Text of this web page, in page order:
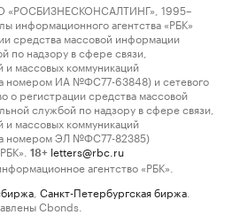
1995–
информационного агентства «РБК»
средства массовой информации
по надзору в сфере связи,
массовых коммуникаций
номером ИА №ФС77-63848) и сетевого
о регистрации средства массовой
службой по надзору в сфере связи,
массовых коммуникаций
номером ЭЛ №ФС77-82385)
18+ letters@rbc.ru
агентство «РБК».
Санкт-Петербургская биржа
Cbonds.